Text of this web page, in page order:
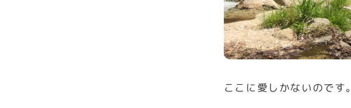
ここに愛しかないのです。